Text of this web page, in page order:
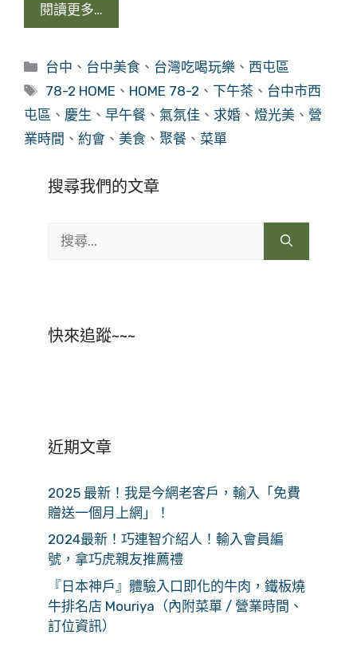
閱讀更多…
分
類
台中 、 台中美食 、 台灣吃喝玩樂 、 西屯區
標
籤
78-2 HOME 、 HOME 78-2 、 下午茶 、 台中市西
屯區 、 慶生 、 早午餐 、 氣氛佳 、 求婚 、 燈光美 、 營
業時間 、 約會 、 美食 、 聚餐 、 菜單
搜尋我們的文章
尋:
快來追蹤~~~
近期文章
2025 最新！我是今網老客戶，輸入「免費
贈送一個月上網」！
2024最新！巧連智介紹人！輸入會員編
號，拿巧虎親友推薦禮
『日本神戶』體驗入口即化的牛肉，鐵板燒
牛排名店 Mouriya（內附菜單 / 營業時間、
訂位資訊）